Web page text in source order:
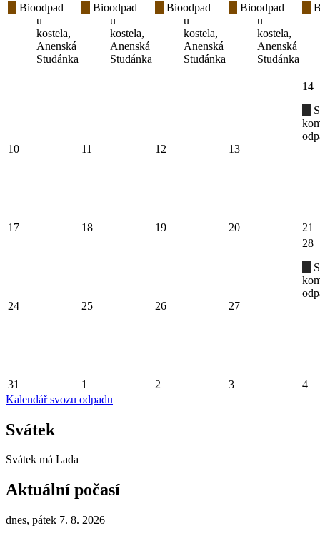
Bioodpad
u
kostela,
Anenská
Studánka
Bioodpad
u
kostela,
Anenská
Studánka
Bioodpad
u
kostela,
Anenská
Studánka
Bioodpad
u
kostela,
Anenská
Studánka
10 11 12 13
14
17 18 19 20 21
24 25 26 27
28
31 1 2 3
4
Kalendář svozu odpadu
Svátek
Svátek má Lada
Aktuální počasí
dnes, pátek 7. 8. 2026